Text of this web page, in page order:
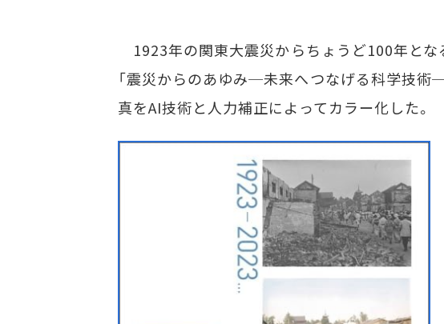
1923年の関東大震災からちょうど100年とな
「震災からのあゆみ─未来へつなげる科学技術
真をAI技術と人力補正によってカラー化した。